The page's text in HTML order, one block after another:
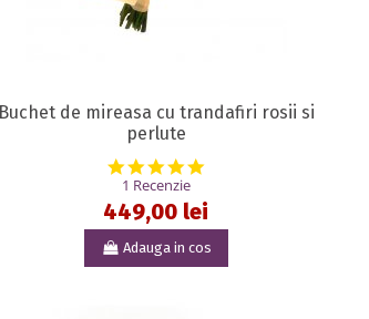
Buchet de mireasa cu trandafiri rosii si
perlute
5.0 star rating
1 Recenzie
449,00 lei
Adauga in cos